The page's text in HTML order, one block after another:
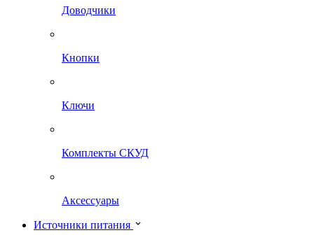
Доводчики
Кнопки
Ключи
Комплекты СКУД
Аксессуары
Источники питания